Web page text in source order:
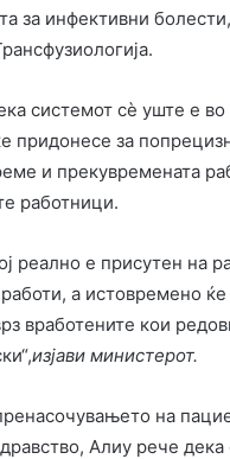
за инфективни
системот сè уште е
придонесе за
и прекувремената
работници.
реално е присутен на
а истовремено
вработените кои
изјави министерот.
на
Алиу рече дека